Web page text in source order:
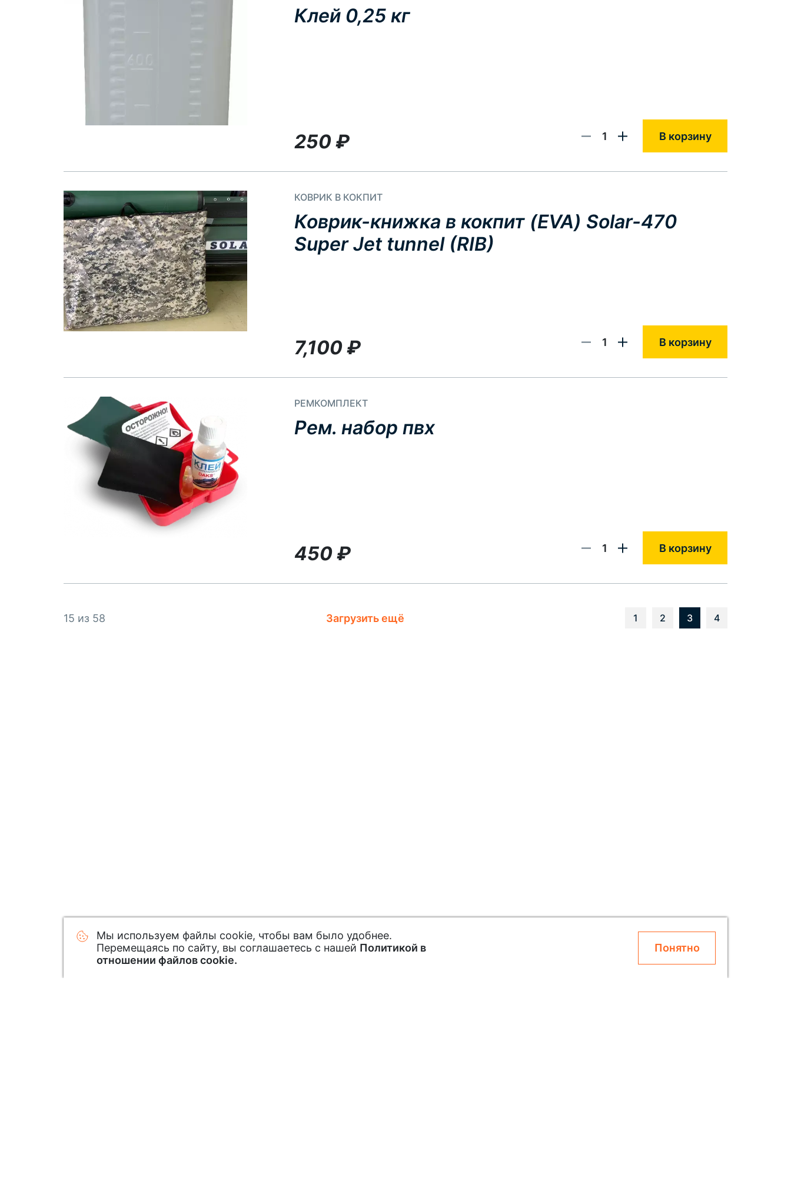
Клей 0,25 кг
250₽ 1 В корзину
КОВРИК В КОКПИТ
Коврик-книжка в кокпит (EVA) Solar-470
Super Jet tunnel (RIB)
7,100₽ 1 В корзину
РЕМКОМПЛЕКТ
Рем. набор пвх
450₽ 1 В корзину
15 из 58 Загрузить ещё 1 2 3 4
Мы используем файлы cookie, чтобы вам было удобнее.
Перемещаясь по сайту, вы соглашаетесь с нашей Политикой в
отношении файлов cookie.
Понятно